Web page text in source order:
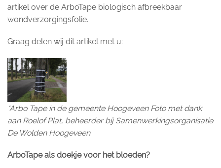
artikel over de ArboTape biologisch afbreekbaar
wondverzorgingsfolie.
Graag delen wij dit artikel met u:
*Arbo Tape in de gemeente Hoogeveen Foto met dank
aan Roelof Plat, beheerder bij Samenwerkingsorganisatie
De Wolden Hoogeveen
ArboTape als doekje voor het bloeden?